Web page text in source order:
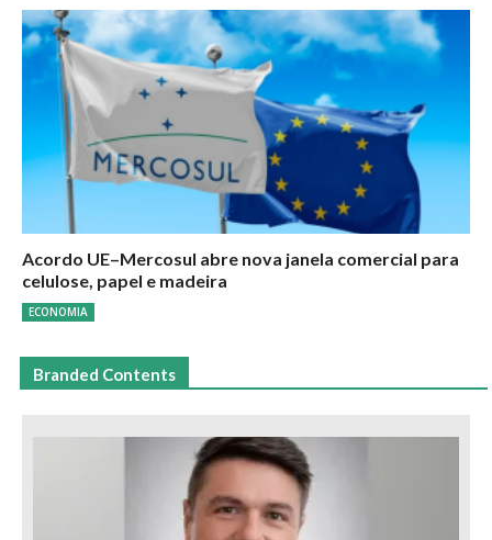
Acordo UE–Mercosul abre nova janela comercial para
celulose, papel e madeira
ECONOMIA
Branded Contents